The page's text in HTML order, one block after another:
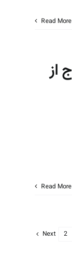
Read More
از
Read More
2
Next